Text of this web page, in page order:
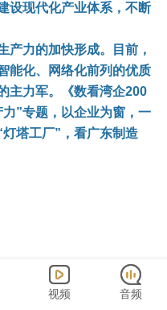
设现代化产业体系，不断
产力的加快形成。目前，
能化、网络化前列的优质
主力军。《数看湾企200
”专题，以企业为窗，一
塔工厂”，看广东制造
视频 音频